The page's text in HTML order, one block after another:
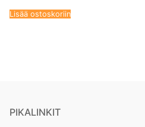
Lisää ostoskoriin
PIKALINKIT